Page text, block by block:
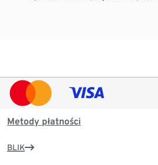
Metody płatności
BLIK